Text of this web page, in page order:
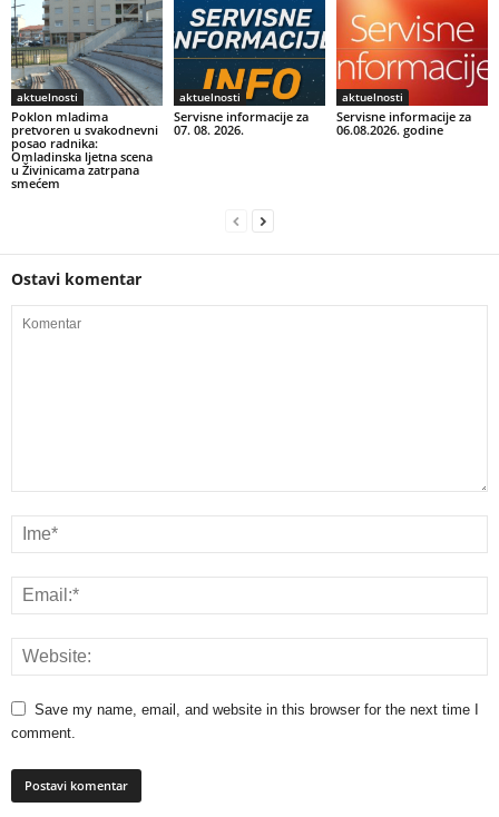
aktuelnosti
Poklon mladima
pretvoren u svakodnevni
posao radnika:
Omladinska ljetna scena
u Živinicama zatrpana
smećem
aktuelnosti
Servisne informacije za
07. 08. 2026.
aktuelnosti
Servisne informacije za
06.08.2026. godine
Ostavi komentar
Save my name, email, and website in this browser for the next time I
comment.